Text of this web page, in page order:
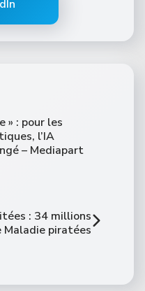
» : pour les
l’IA
– Mediapart
: 34 millions
Maladie piratées